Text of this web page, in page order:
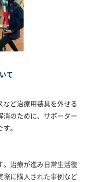
て
ど治療用装具を外せる
消のために、サポーター
。
。治療が進み日常生活復
際に購入された事例など